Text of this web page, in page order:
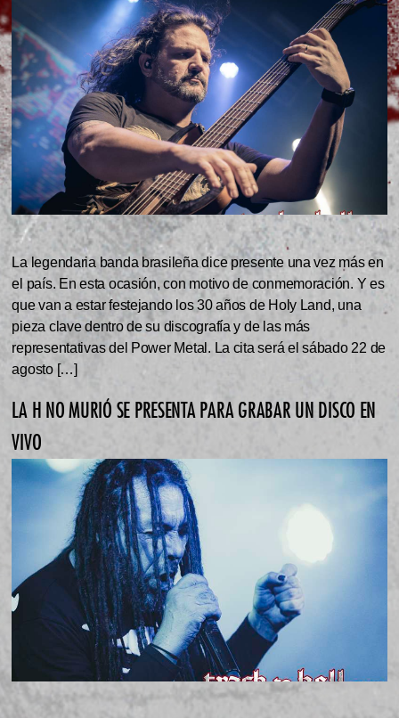
La legendaria banda brasileña dice presente una vez más en
el país. En esta ocasión, con motivo de conmemoración. Y es
que van a estar festejando los 30 años de Holy Land, una
pieza clave dentro de su discografía y de las más
representativas del Power Metal. La cita será el sábado 22 de
agosto […]
LA H NO MURIÓ SE PRESENTA PARA GRABAR UN DISCO EN
VIVO